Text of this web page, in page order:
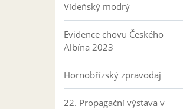
Vídeňský modrý
Evidence chovu Českého
Albína 2023
Hornobřízský zpravodaj
22. Propagační výstava v